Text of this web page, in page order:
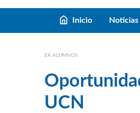
Inicio Noticias
EX-ALUMNOS
UCN